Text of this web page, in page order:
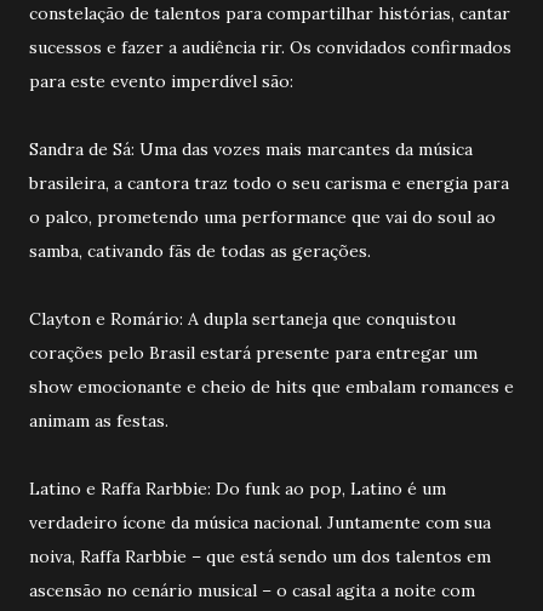
constelação de talentos para compartilhar histórias, cantar
sucessos e fazer a audiência rir. Os convidados confirmados
para este evento imperdível são:
Sandra de Sá: Uma das vozes mais marcantes da música
brasileira, a cantora traz todo o seu carisma e energia para
o palco, prometendo uma performance que vai do soul ao
samba, cativando fãs de todas as gerações.
Clayton e Romário: A dupla sertaneja que conquistou
corações pelo Brasil estará presente para entregar um
show emocionante e cheio de hits que embalam romances e
animam as festas.
Latino e Raffa Rarbbie: Do funk ao pop, Latino é um
verdadeiro ícone da música nacional. Juntamente com sua
noiva, Raffa Rarbbie – que está sendo um dos talentos em
ascensão no cenário musical – o casal agita a noite com